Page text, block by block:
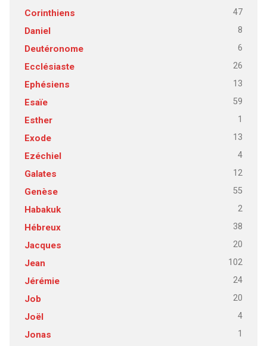
Corinthiens
47
Daniel 8
Deutéronome 6
Ecclésiaste 26
Ephésiens 13
Esaïe 59
Esther 1
Exode 13
Ezéchiel 4
Galates 12
Genèse 55
Habakuk 2
Hébreux 38
Jacques 20
Jean 102
Jérémie 24
Job 20
Joël 4
Jonas 1